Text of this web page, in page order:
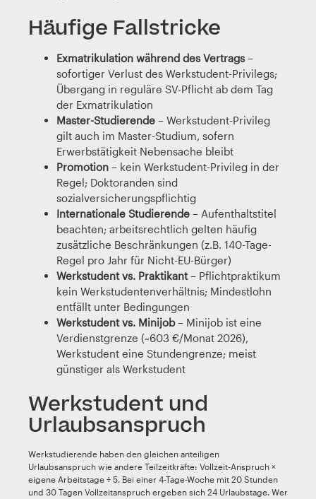
Häufige Fallstricke
Exmatrikulation während des Vertrags–
sofortiger Verlust des Werkstudent-Privilegs;
Übergang in reguläre SV-Pflicht ab dem Tag
der Exmatrikulation
Master-Studierende – Werkstudent-Privileg
gilt auch im Master-Studium, sofern
Erwerbstätigkeit Nebensache bleibt
Promotion – kein Werkstudent-Privileg in der
Regel; Doktoranden sind
sozialversicherungspflichtig
Internationale Studierende – Aufenthaltstitel
beachten; arbeitsrechtlich gelten häufig
zusätzliche Beschränkungen (z.B. 140-Tage-
Regel pro Jahr für Nicht-EU-Bürger)
Werkstudent vs. Praktikant– Pflichtpraktikum
kein Werkstudentenverhältnis; Mindestlohn
entfällt unter Bedingungen
Werkstudent vs. Minijob– Minijob ist eine
Verdienstgrenze (~603 €/Monat 2026),
Werkstudent eine Stundengrenze; meist
günstiger als Werkstudent
Werkstudent und
Urlaubsanspruch
Werkstudierende haben den gleichen anteiligen
Urlaubsanspruch wie andere Teilzeitkräfte: Vollzeit-Anspruch ×
eigene Arbeitstage ÷ 5. Bei einer 4-Tage-Woche mit 20 Stunden
und 30 Tagen Vollzeitanspruch ergeben sich 24 Urlaubstage. Wer